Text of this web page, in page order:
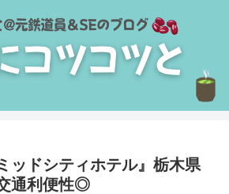
ッドシティホテル』栃木県
通利便性◎